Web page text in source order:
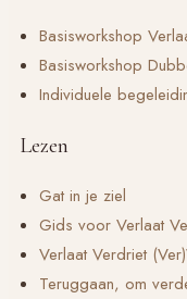
Basisworkshop
Basisworkshop
Individuele
Lezen
Gat in je ziel
Gids voor Verlaat
Verlaat Verdriet
Teruggaan, om